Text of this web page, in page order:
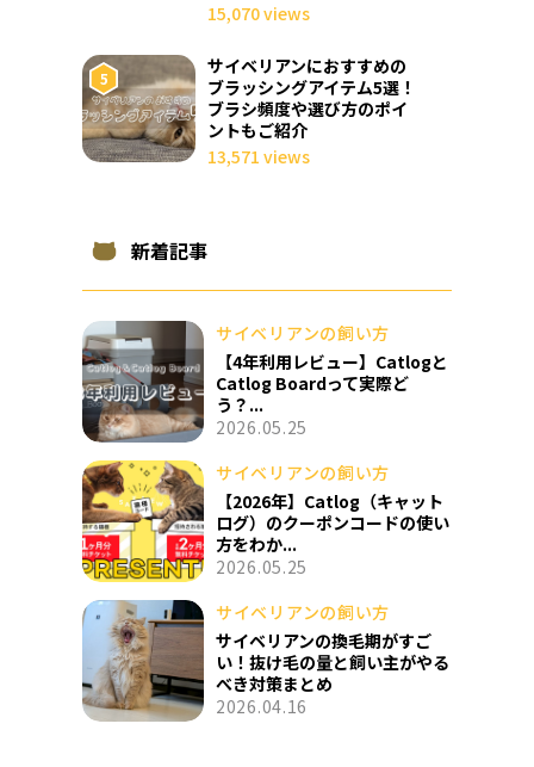
15,070 views
サイベリアンにおすすめの
ブラッシングアイテム5選！
ブラシ頻度や選び方のポイ
ントもご紹介
13,571 views
新着記事
サイベリアンの飼い方
【4年利用レビュー】Catlogと
Catlog Boardって実際ど
う？...
2026.05.25
サイベリアンの飼い方
【2026年】Catlog（キャット
ログ）のクーポンコードの使い
方をわか...
2026.05.25
サイベリアンの飼い方
サイベリアンの換毛期がすご
い！抜け毛の量と飼い主がやる
べき対策まとめ
2026.04.16